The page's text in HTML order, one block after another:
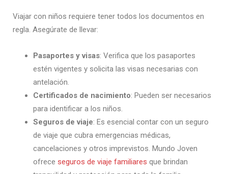
Viajar con niños requiere tener todos los documentos en
regla. Asegúrate de llevar:
Pasaportes y visas: Verifica que los pasaportes
estén vigentes y solicita las visas necesarias con
antelación.
Certificados de nacimiento: Pueden ser necesarios
para identificar a los niños.
Seguros de viaje: Es esencial contar con un seguro
de viaje que cubra emergencias médicas,
cancelaciones y otros imprevistos. Mundo Joven
ofrece seguros de viaje familiares que brindan